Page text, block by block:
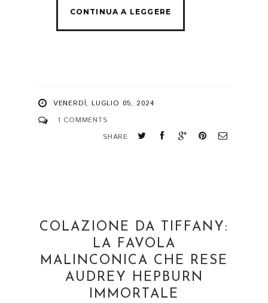
VENERDÌ, LUGLIO 05, 2024
1 COMMENTS
SHARE
COLAZIONE DA TIFFANY:
LA FAVOLA
MALINCONICA CHE RESE
AUDREY HEPBURN
IMMORTALE